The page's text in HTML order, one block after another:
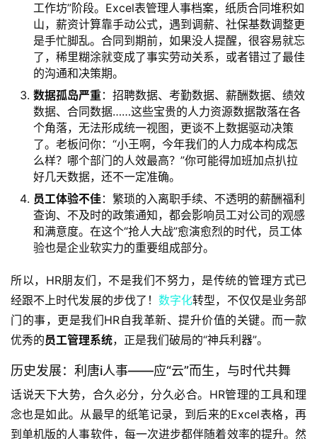
工作坊”阶段。Excel表管理人事档案，纸质合同堆积如
山，薪资计算靠手动公式，遇到调薪、社保基数调整更
是手忙脚乱。合同到期前，如果没人提醒，很容易就忘
了，稀里糊涂就变成了事实劳动关系，或者错过了最佳
的沟通和决策期。
数据孤岛严重：招聘数据、考勤数据、薪酬数据、绩效
数据、合同数据……这些宝贵的人力资源数据散落在各
个角落，无法形成统一视图，更谈不上数据驱动决策
了。老板问你：“小王啊，今年我们的人力成本构成怎
么样？哪个部门的人效最高？”你可能得加班加点扒拉
好几天数据，还不一定准确。
员工体验不佳：繁琐的入离职手续、不透明的薪酬福利
查询、不及时的政策通知，都会影响员工对公司的观感
和满意度。在这个“抢人大战”愈演愈烈的时代，员工体
验也是企业软实力的重要组成部分。
所以，HR朋友们，不是我们不努力，是传统的管理方式已
经跟不上时代发展的步伐了！数字化转型，不仅仅是业务部
门的事，更是我们HR自我革新、提升价值的关键。而一款
优秀的员工管理系统，正是我们破局的“神兵利器”。
历史发展：利唐i人事——应“云”而生，与时代共舞
话说天下大势，合久必分，分久必合。HR管理的工具和理
念也是如此。从最早的纸笔记录，到后来的Excel表格，再
到单机版的人事软件，每一次进步都伴随着效率的提升。然